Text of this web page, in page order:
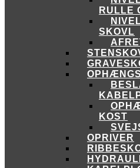
RULLE
SKOVL
KOST
OPRIVER